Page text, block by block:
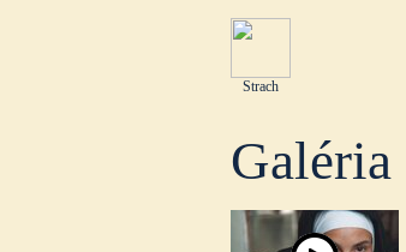
Strach
Galéria